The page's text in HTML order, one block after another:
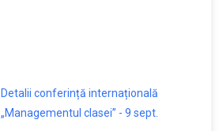
Detalii conferință internațională
„Managementul clasei” - 9 sept.